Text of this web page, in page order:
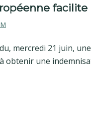
mercredi 21 juin,
obtenir une